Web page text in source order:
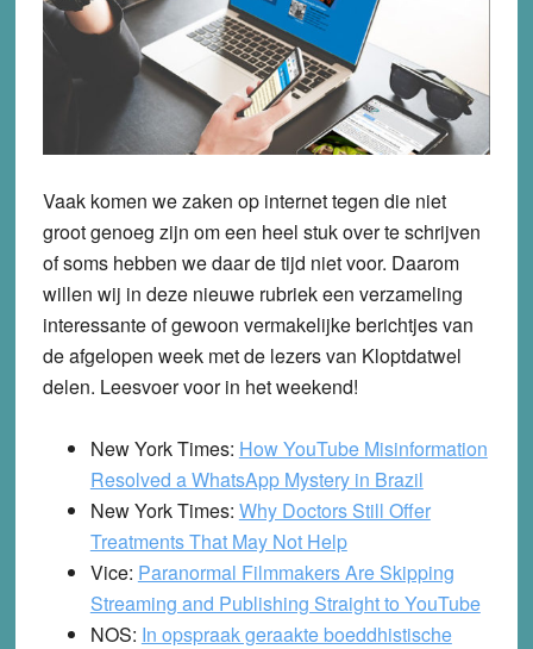
Vaak komen we zaken op internet tegen die niet
groot genoeg zijn om een heel stuk over te schrijven
of soms hebben we daar de tijd niet voor. Daarom
willen wij in deze nieuwe rubriek een verzameling
interessante of gewoon vermakelijke berichtjes van
de afgelopen week met de lezers van Kloptdatwel
delen. Leesvoer voor in het weekend!
New York Times: How YouTube Misinformation
Resolved a WhatsApp Mystery in Brazil
New York Times: Why Doctors Still Offer
Treatments That May Not Help
Vice: Paranormal Filmmakers Are Skipping
Streaming and Publishing Straight to YouTube
NOS: In opspraak geraakte boeddhistische